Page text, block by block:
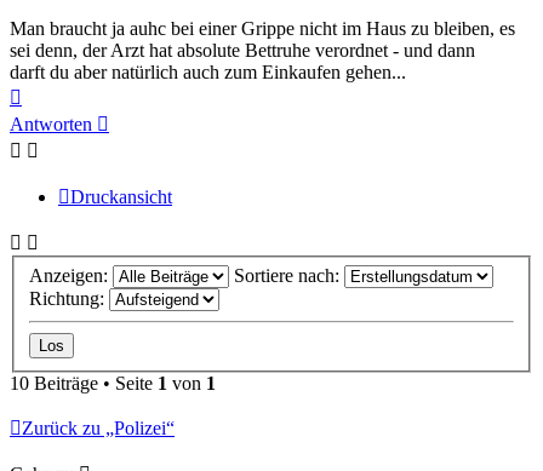
Man braucht ja auhc bei einer Grippe nicht im Haus zu bleiben, es
sei denn, der Arzt hat absolute Bettruhe verordnet - und dann
darft du aber natürlich auch zum Einkaufen gehen...
oben
Antworten
Druckansicht
Anzeigen:
Sortiere nach:
Richtung:
10 Beiträge • Seite 1 von 1
Zurück zu „Polizei“